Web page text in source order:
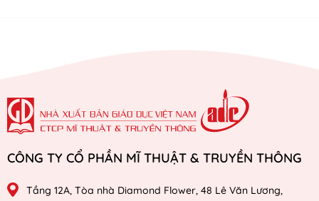
CÔNG TY CỔ PHẦN MĨ THUẬT & TRUYỀN THÔNG
Tầng 12A, Tòa nhà Diamond Flower, 48 Lê Văn Lương,